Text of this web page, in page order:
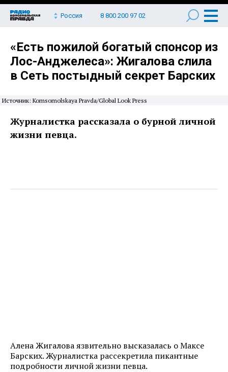
Россия 8 800 200 97 02
«Есть пожилой богатый спонсор из
Лос-Анджелеса»: Жигалова слила
в Сеть постыдный секрет Барских
Источник: Komsomolskaya Pravda/Global Look Press
Журналистка рассказала о бурной личной
жизни певца.
Алена Жигалова язвительно высказалась о Максе
Барских. Журналистка рассекретила пикантные
подробности личной жизни певца.